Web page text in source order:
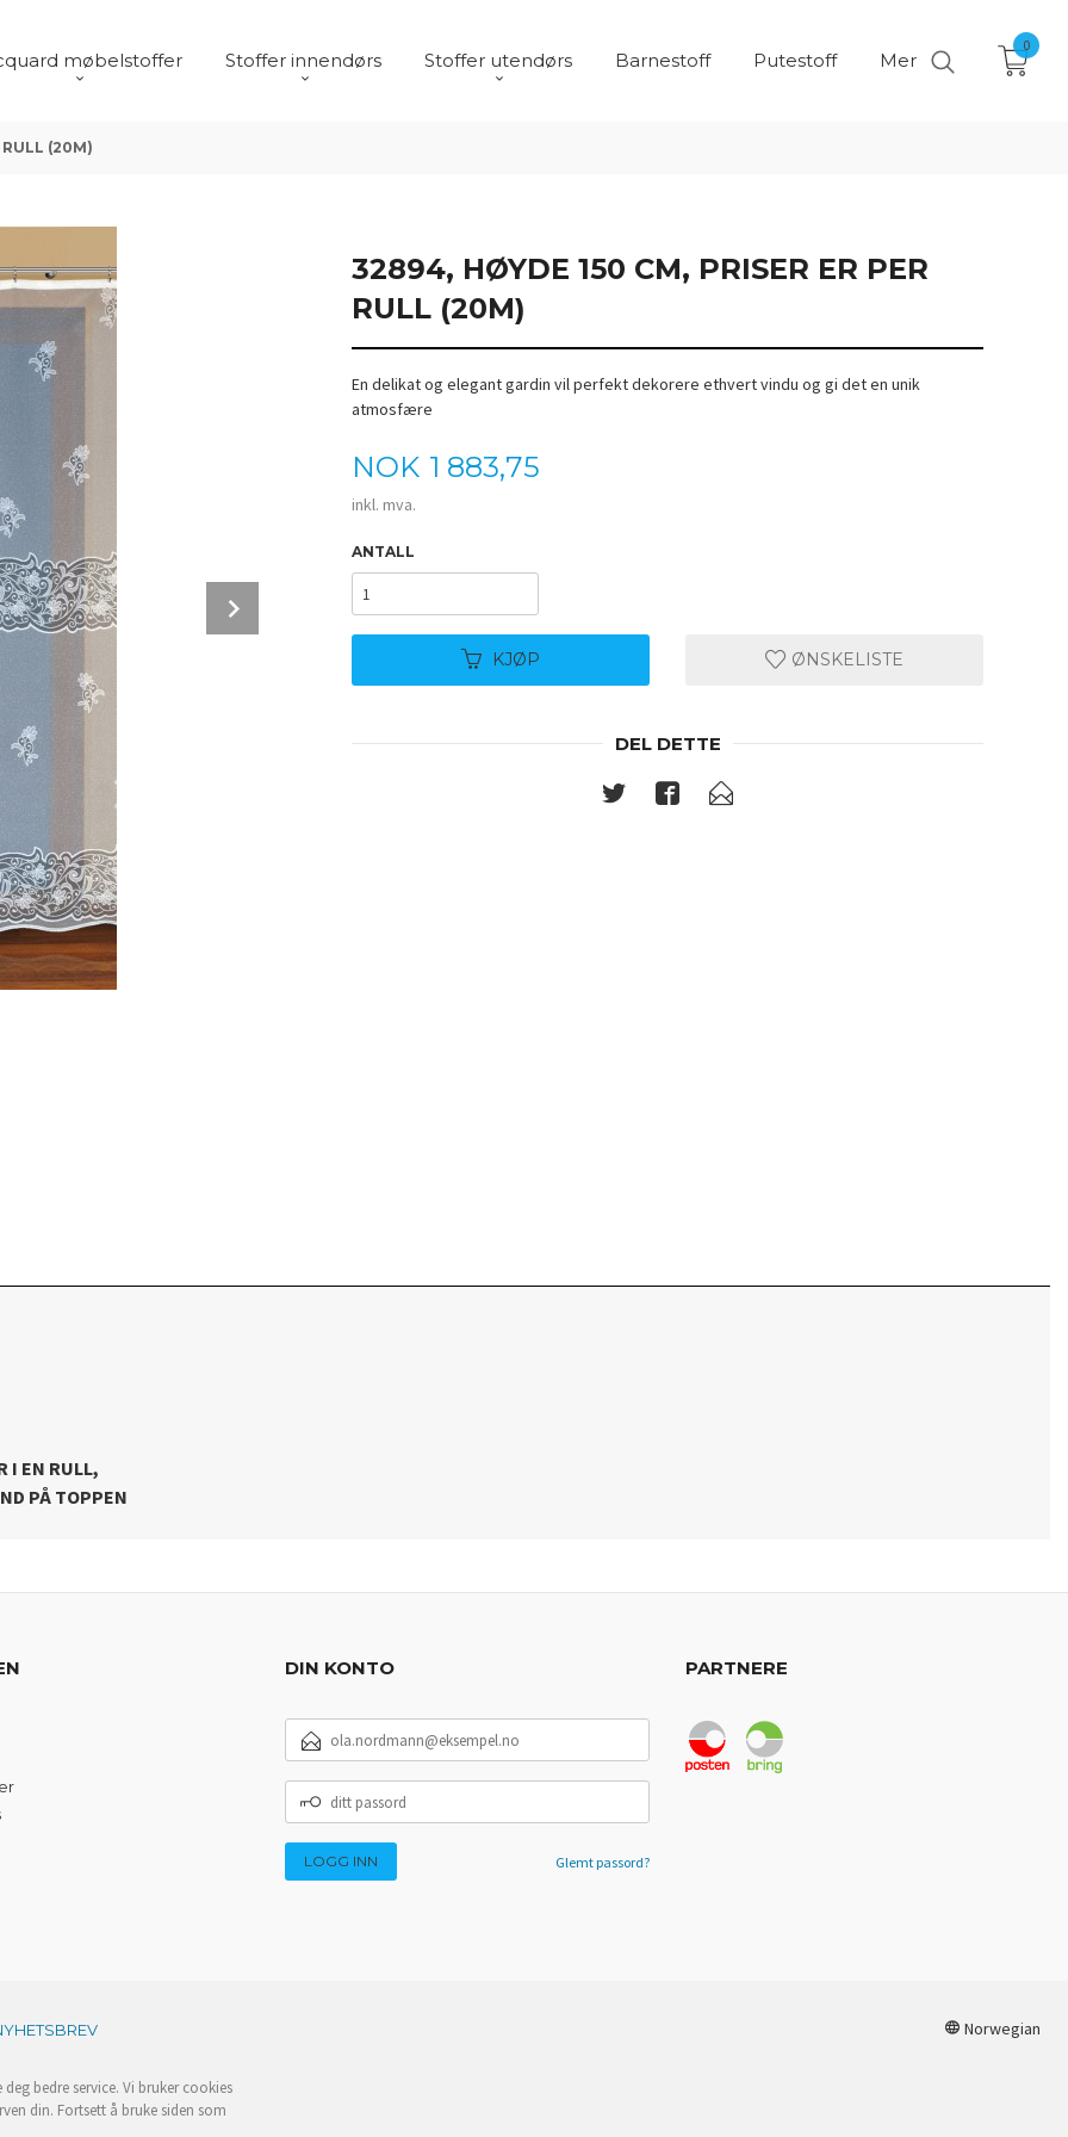
møbelstoffer Stoffer innendørs Stoffer utendørs Barnestoff Putestoff Mer
0
RULL (20M)
32894, HØYDE 150 CM, PRISER ER PER
RULL (20M)
En delikat og elegant gardin vil perfekt dekorere ethvert vindu og gi det en unik
atmosfære
Pris
NOK 1 883,75
inkl. mva.
ANTALL
KJØP ØNSKELISTE
DEL DETTE
I EN RULL,
PÅ TOPPEN
DIN KONTO
POSTADRESSE
PASSORD
Glemt passord?
PARTNERE
Norwegian
bedre service. Vi bruker cookies
din. Fortsett å bruke siden som